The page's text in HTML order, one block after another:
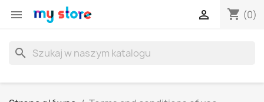
 shopping_cart (0)

search